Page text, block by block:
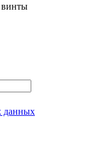
винты
данных